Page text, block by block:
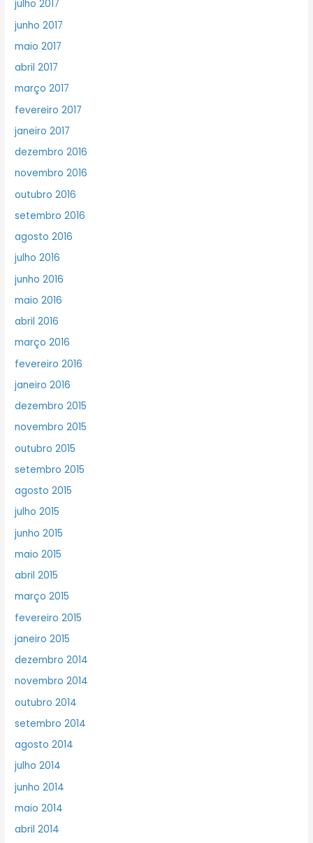
julho 2017
junho 2017
maio 2017
abril 2017
março 2017
fevereiro 2017
janeiro 2017
dezembro 2016
novembro 2016
outubro 2016
setembro 2016
agosto 2016
julho 2016
junho 2016
maio 2016
abril 2016
março 2016
fevereiro 2016
janeiro 2016
dezembro 2015
novembro 2015
outubro 2015
setembro 2015
agosto 2015
julho 2015
junho 2015
maio 2015
abril 2015
março 2015
fevereiro 2015
janeiro 2015
dezembro 2014
novembro 2014
outubro 2014
setembro 2014
agosto 2014
julho 2014
junho 2014
maio 2014
abril 2014